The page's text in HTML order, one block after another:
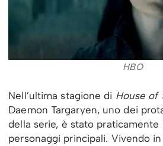
HBO
Nell’ultima stagione di House of
Daemon Targaryen, uno dei
della serie, è stato praticamente
personaggi principali. Vivendo